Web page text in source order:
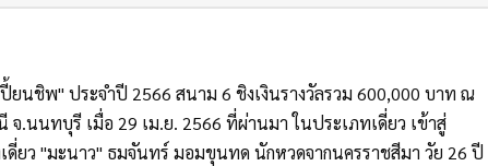
ชิพ" ประจำปี 2566 สนาม 6 ชิงเงินรางวัลรวม 600,000 บาท ณ
นนทบุรี เมื่อ 29 เม.ย. 2566 ที่ผ่านมา ในประเภทเดี่ยว เข้าสู่
ยว "มะนาว" ธมจันทร์ มอมขุนทด นักหวดจากนครราชสีมา วัย 26 ปี